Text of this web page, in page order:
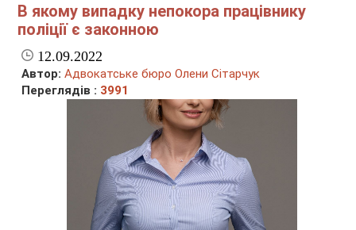
В якому випадку непокора працівнику
поліції є законною
12.09.2022
Автор: Адвокатське бюро Олени Сітарчук
Переглядів : 3991